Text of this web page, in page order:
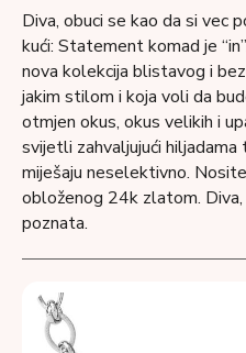
Diva, obuci se kao da si vec
kući: Statement komad je
nova kolekcija blistavog i
jakim stilom i koja voli da
otmjen okus, okus velikih i
svijetli zahvaljujući
miješaju neselektivno.
obloženog 24k zlatom. Diva,
poznata.